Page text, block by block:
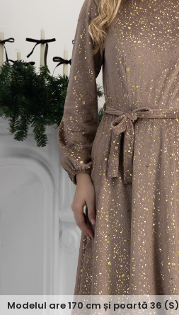
Modelul are170cm și poartă36 (S)